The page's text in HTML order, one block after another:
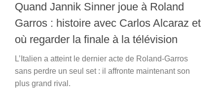
Quand Jannik Sinner joue à Roland
Garros : histoire avec Carlos Alcaraz et
où regarder la finale à la télévision
L’Italien a atteint le dernier acte de Roland-Garros
sans perdre un seul set : il affronte maintenant son
plus grand rival.